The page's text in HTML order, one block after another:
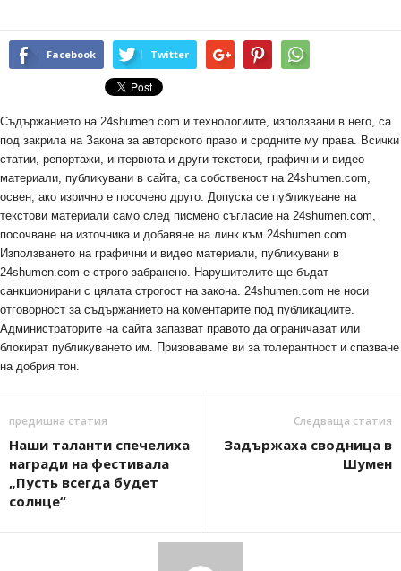
Facebook Twitter
Съдържанието на 24shumen.com и технологиите, използвани в него, са
под закрила на Закона за авторското право и сродните му права. Всички
статии, репортажи, интервюта и други текстови, графични и видео
материали, публикувани в сайта, са собственост на 24shumen.com,
освен, ако изрично е посочено друго. Допуска се публикуване на
текстови материали само след писмено съгласие на 24shumen.com,
посочване на източника и добавяне на линк към 24shumen.com.
Използването на графични и видео материали, публикувани в
24shumen.com е строго забранено. Нарушителите ще бъдат
санкционирани с цялата строгост на закона. 24shumen.com не носи
отговорност за съдържанието на коментарите под публикациите.
Администраторите на сайта запазват правото да ограничават или
блокират публикуването им. Призоваваме ви за толерантност и спазване
на добрия тон.
предишна статия
Наши таланти спечелиха
награди на фестивала
„Пусть всегда будет
солнце“
Следваща статия
Задържаха сводница в
Шумен